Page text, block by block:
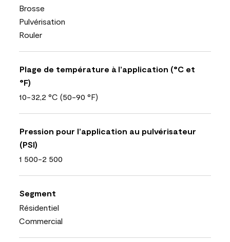
Brosse
Pulvérisation
Rouler
Plage de température à l’application (°C et
°F)
10-32,2 °C (50-90 °F)
Pression pour l’application au pulvérisateur
(PSI)
1 500-2 500
Segment
Résidentiel
Commercial